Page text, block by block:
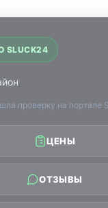
SLUCK24
проверку на портале
ЦЕНЫ
ОТЗЫВЫ